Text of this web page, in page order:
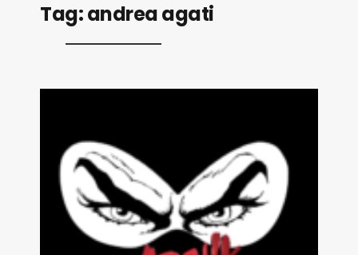
Tag:andrea agati